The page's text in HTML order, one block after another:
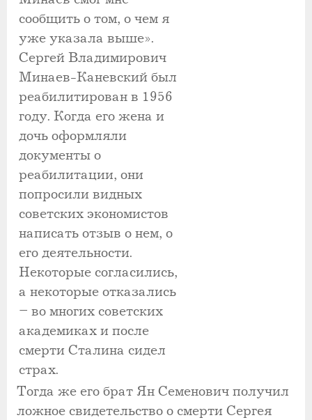
сообщить о том, о чем я
уже указала выше».
Сергей Владимирович
Минаев-Каневский был
реабилитирован в 1956
году. Когда его жена и
дочь оформляли
документы о
реабилитации, они
попросили видных
советских экономистов
написать отзыв о нем, о
его деятельности.
Некоторые согласились,
а некоторые отказались
– во многих советских
академиках и после
смерти Сталина сидел
страх.
Тогда же его брат Ян Семенович получил
ложное свидетельство о смерти Сергея